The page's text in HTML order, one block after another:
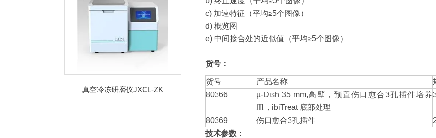
真空冷冻研磨仪JXCL-ZK
c) 加速特征（平均≥5个图像）
d) 概览图
e) 中间接合处的近似值（平均≥5个图像）
货号：
货号 产品名称
80366
µ-Dish 35 mm,高壁，预置伤口愈合3孔插件培养
皿，ibiTreat 底部处理
80369 伤口愈合3孔插件
技术参数：